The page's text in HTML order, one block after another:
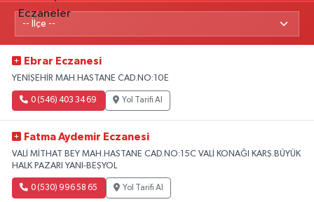
Ebrar Eczanesi
YENİŞEHİR MAH.HASTANE CAD.NO:10E
0 (546) 403 34 69 Yol Tarifi Al
Fatma Aydemir Eczanesi
VALİ MİTHAT BEY MAH.HASTANE CAD.NO:15C VALİ KONAĞI KARŞ.BÜYÜK
HALK PAZARI YANI-BEŞYOL
0 (530) 996 58 65 Yol Tarifi Al